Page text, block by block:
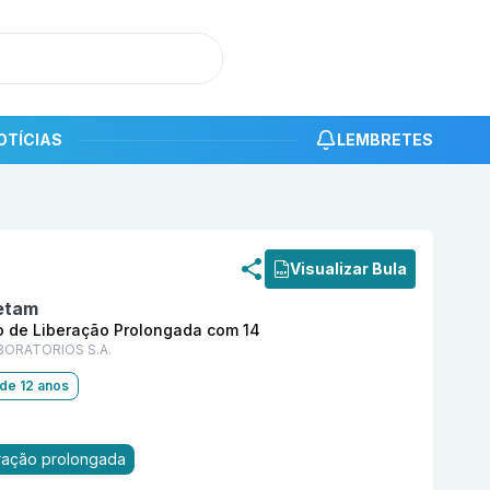
LEMBRETES
Visualizar Bula
de Liberação Prolongada com 14
S.A.
12 anos
prolongada